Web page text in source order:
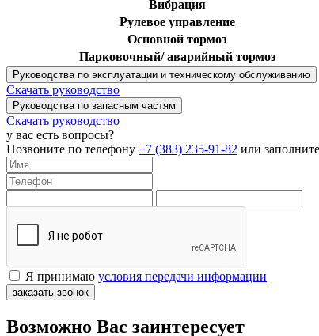
Вибрация
Рулевое управление
Основной тормоз
Парковочный/ аварийный тормоз
Руководства по эксплуатации и техническому обслуживанию
Скачать руководство
Руководства по запасным частям
Скачать руководство
у вас есть вопросы?
Позвоните по телефону +7 (383) 235-91-82 или
Я принимаю условия передачи информации
заказать звонок
Возможно Вас заинтересует